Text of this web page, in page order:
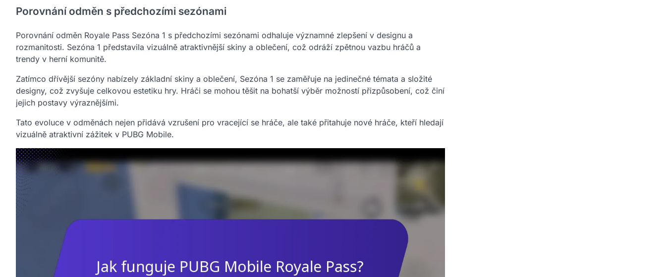
Porovnání odměn s předchozími sezónami
Porovnání odměn Royale Pass Sezóna 1 s předchozími sezónami odhaluje významné zlepšení v designu a
rozmanitosti. Sezóna 1 představila vizuálně atraktivnější skiny a oblečení, což odráží zpětnou vazbu hráčů a
trendy v herní komunitě.
Zatímco dřívější sezóny nabízely základní skiny a oblečení, Sezóna 1 se zaměřuje na jedinečné témata a složité
designy, což zvyšuje celkovou estetiku hry. Hráči se mohou těšit na bohatší výběr možností přizpůsobení, což činí
jejich postavy výraznějšími.
Tato evoluce v odměnách nejen přidává vzrušení pro vracející se hráče, ale také přitahuje nové hráče, kteří hledají
vizuálně atraktivní zážitek v PUBG Mobile.